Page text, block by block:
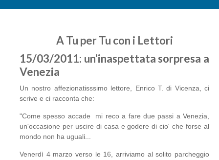
A Tu per Tu con i Lettori
15/03/2011: un'inaspettata sorpresa a
Venezia
Un nostro affezionatisssimo lettore, Enrico T. di Vicenza, ci
scrive e ci racconta che:
"Come spesso accade mi reco a fare due passi a Venezia,
un'occasione per uscire di casa e godere di cio' che forse al
mondo non ha uguali...
Venerdì 4 marzo verso le 16, arriviamo al solito parcheggio